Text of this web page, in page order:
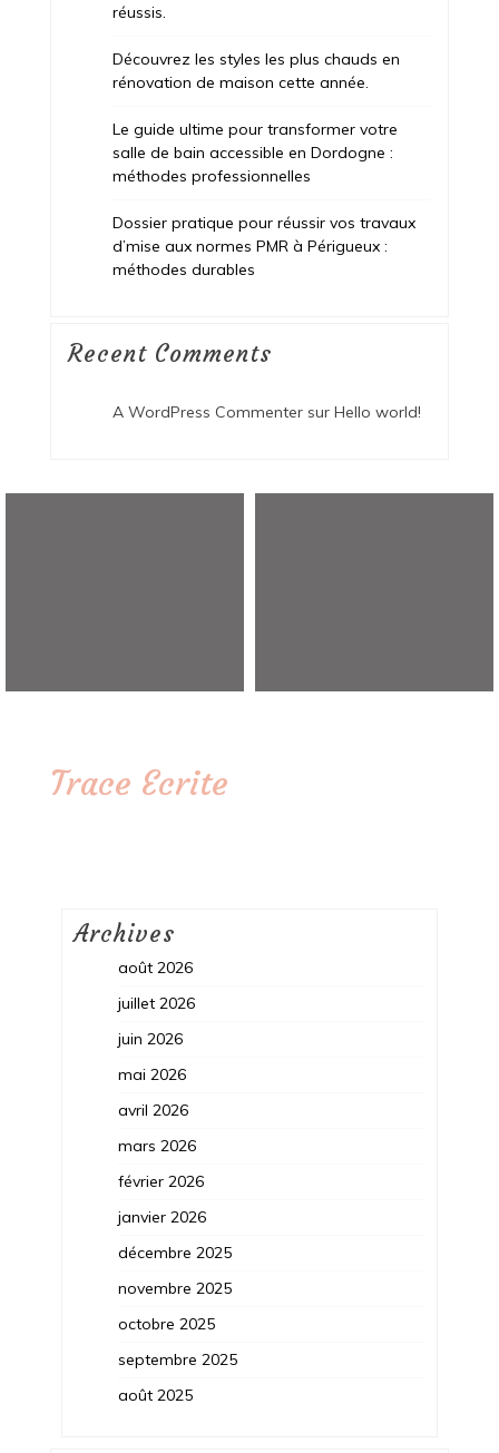
réussis.
Découvrez les styles les plus chauds en
rénovation de maison cette année.
Le guide ultime pour transformer votre
salle de bain accessible en Dordogne :
méthodes professionnelles
Dossier pratique pour réussir vos travaux
d’mise aux normes PMR à Périgueux :
méthodes durables
Recent Comments
A WordPress Commentersur Hello world!
Trace Ecrite
Archives
août 2026
juillet 2026
juin 2026
mai 2026
avril 2026
mars 2026
février 2026
janvier 2026
décembre 2025
novembre 2025
octobre 2025
septembre 2025
août 2025